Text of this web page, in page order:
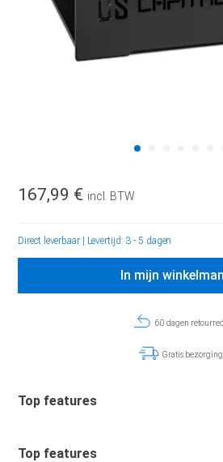
167,99 € incl. BTW
Direct leverbaar Levertijd: 3 - 5 dagen
In mijn
60 dagen
Gratis bezorging
Top features
Top features